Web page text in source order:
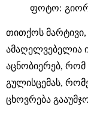
ფოტო:
თითქოს
ამაღელვებელია
აცნობიერებ,
გულისცემას,
ცხოვრება